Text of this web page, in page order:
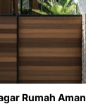
Rumah Aman